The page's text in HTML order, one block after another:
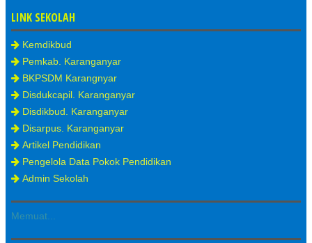
LINK SEKOLAH
Kemdikbud
Pemkab. Karanganyar
BKPSDM Karangnyar
Disdukcapil. Karanganyar
Disdikbud. Karanganyar
Disarpus. Karanganyar
Artikel Pendidikan
Pengelola Data Pokok Pendidikan
Admin Sekolah
Memuat...